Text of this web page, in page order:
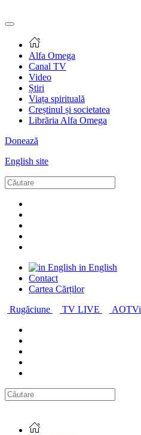
Alfa Omega
Canal TV
Video
Știri
Viața spirituală
Creștinul și societatea
Librăria Alfa Omega
Donează
English site
in English
Contact
Cartea Cărților
Rugăciune
TV LIVE AOTVi